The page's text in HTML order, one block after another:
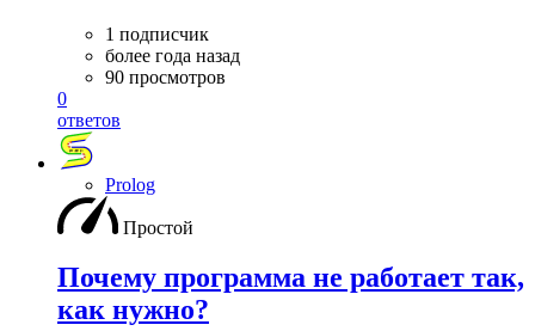
1 подписчик
более года назад
90 просмотров
0
ответов
Prolog
Простой
Почему программа не работает так,
как нужно?